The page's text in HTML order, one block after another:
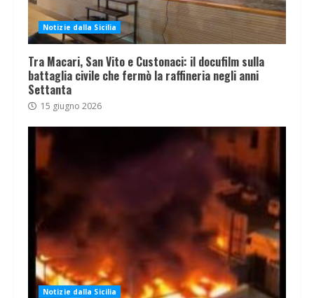
Notizie dalla Sicilia
Tra Macari, San Vito e Custonaci: il docufilm sulla
battaglia civile che fermò la raffineria negli anni
Settanta
15 giugno 2026
Notizie dalla Sicilia